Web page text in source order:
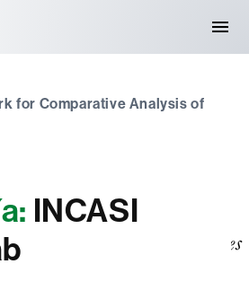
for Comparative Analysis of
INCASI